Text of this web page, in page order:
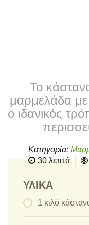
Το
μαρμελάδα με
ο ιδανικός
Κατηγορία:
30 λεπτά
ΥΛΙΚΆ
1 κιλό